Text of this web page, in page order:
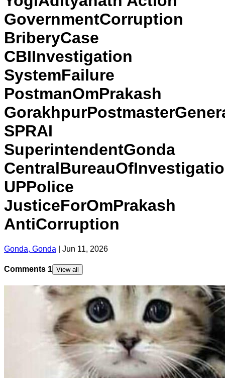
GovernmentCorruption
BriberyCase
CBIInvestigation
SystemFailure
PostmanOmPrakash
SPRAI
SuperintendentGonda
UPPolice
JusticeForOmPrakash
AntiCorruption
Gonda, Gonda Jun 11, 2026
Comments 1 View all